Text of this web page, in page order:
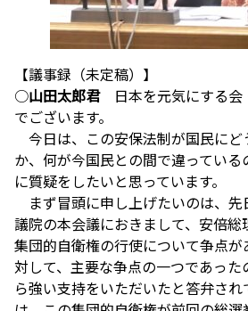
【議事録（未定稿）】
○山田太郎君日本を元気にする会
でございます。
今日は、この安保法制が国民にど
か、何が今国民との間で違ってい
に質疑をしたいと思っています。
まず冒頭に申し上げたいのは、
議院の本会議におきまして、安倍
集団的自衛権の行使について争点
対して、主要な争点の一つであっ
ら強い支持をいただいたと答弁さ